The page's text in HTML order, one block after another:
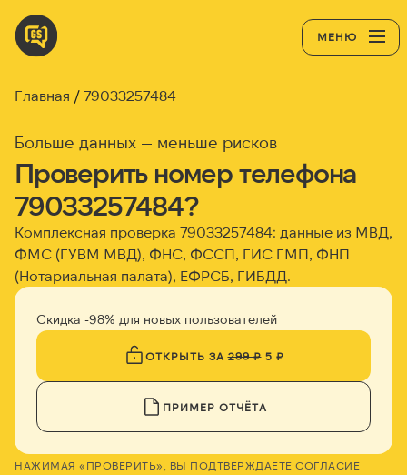
МЕНЮ
Главная 79033257484
Больше данных — меньше рисков
Проверить номер телефона
79033257484?
Комплексная проверка 79033257484: данные из МВД,
ФМС (ГУВМ МВД), ФНС, ФССП, ГИС ГМП, ФНП
(Нотариальная палата), ЕФРСБ, ГИБДД.
Скидка -98% для новых пользователей
ОТКРЫТЬ ЗА299 ₽5 ₽
ПРИМЕР ОТЧЁТА
НАЖИМАЯ «ПРОВЕРИТЬ», ВЫ ПОДТВЕРЖДАЕТЕ СОГЛАСИЕ